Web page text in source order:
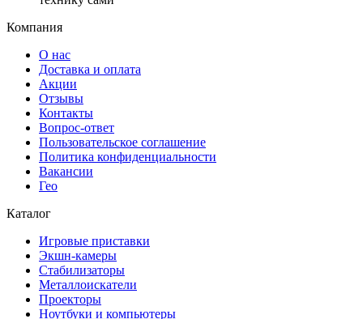
Компания
О нас
Доставка и оплата
Акции
Отзывы
Контакты
Вопрос-ответ
Пользовательское соглашение
Политика конфиденциальности
Вакансии
Гео
Каталог
Игровые приставки
Экшн-камеры
Стабилизаторы
Металлоискатели
Проекторы
Ноутбуки и компьютеры